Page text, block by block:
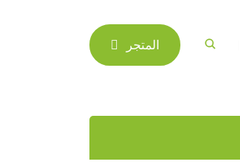
المتجر